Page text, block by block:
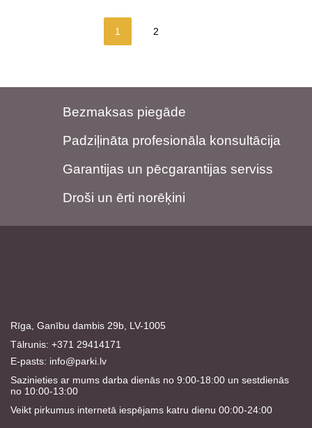
1 2
Bezmaksas piegāde
Padziļināta profesionāla konsultācija
Garantijas un pēcgarantijas serviss
Droši un ērti norēķini
Rīga, Ganību dambis 29b, LV-1005
Tālrunis: +371 29414171
E-pasts: info@parki.lv
Sazinieties ar mums darba dienās no 9:00-18:00 un sestdienās
no 10:00-13:00
Veikt pirkumus internetā iespējams katru dienu 00:00-24:00